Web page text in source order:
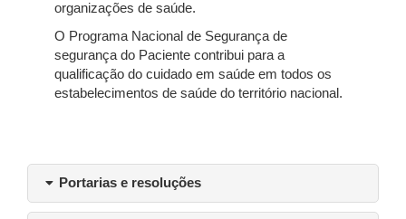
organizações de saúde.
O Programa Nacional de Segurança de
segurança do Paciente contribui para a
qualificação do cuidado em saúde em todos os
estabelecimentos de saúde do território nacional.
Portarias e resoluções